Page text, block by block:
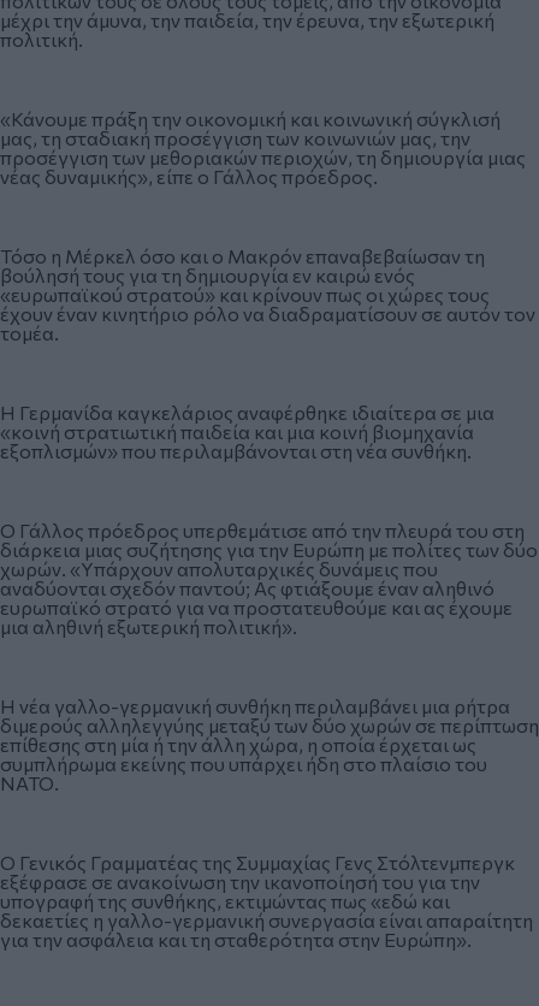
μέχρι την άμυνα, την παιδεία, την έρευνα, την εξωτερική
πολιτική.
«Κάνουμε πράξη την οικονομική και κοινωνική σύγκλισή
μας, τη σταδιακή προσέγγιση των κοινωνιών μας, την
προσέγγιση των μεθοριακών περιοχών, τη δημιουργία μιας
νέας δυναμικής», είπε ο Γάλλος πρόεδρος.
Τόσο η Μέρκελ όσο και ο Μακρόν επαναβεβαίωσαν τη
βούλησή τους για τη δημιουργία εν καιρώ ενός
«ευρωπαϊκού στρατού» και κρίνουν πως οι χώρες τους
έχουν έναν κινητήριο ρόλο να διαδραματίσουν σε αυτόν τον
τομέα.
Η Γερμανίδα καγκελάριος αναφέρθηκε ιδιαίτερα σε μια
«κοινή στρατιωτική παιδεία και μια κοινή βιομηχανία
εξοπλισμών» που περιλαμβάνονται στη νέα συνθήκη.
Ο Γάλλος πρόεδρος υπερθεμάτισε από την πλευρά του στη
διάρκεια μιας συζήτησης για την Ευρώπη με πολίτες των δύο
χωρών. «Υπάρχουν απολυταρχικές δυνάμεις που
αναδύονται σχεδόν παντού; Ας φτιάξουμε έναν αληθινό
ευρωπαϊκό στρατό για να προστατευθούμε και ας έχουμε
μια αληθινή εξωτερική πολιτική».
Η νέα γαλλο-γερμανική συνθήκη περιλαμβάνει μια ρήτρα
διμερούς αλληλεγγύης μεταξύ των δύο χωρών σε περίπτωση
επίθεσης στη μία ή την άλλη χώρα, η οποία έρχεται ως
συμπλήρωμα εκείνης που υπάρχει ήδη στο πλαίσιο του
ΝΑΤΟ.
Ο Γενικός Γραμματέας της Συμμαχίας Γενς Στόλτενμπεργκ
εξέφρασε σε ανακοίνωση την ικανοποίησή του για την
υπογραφή της συνθήκης, εκτιμώντας πως «εδώ και
δεκαετίες η γαλλο-γερμανική συνεργασία είναι απαραίτητη
για την ασφάλεια και τη σταθερότητα στην Ευρώπη».